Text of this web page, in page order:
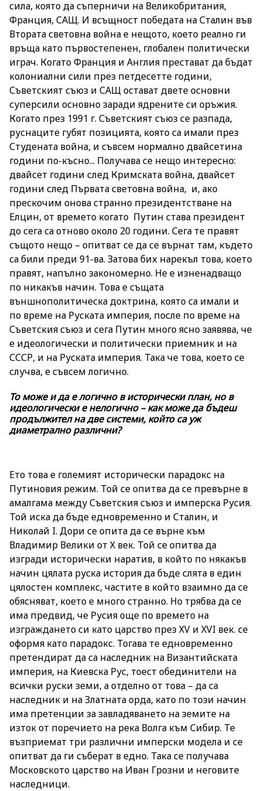
сила, която да съперничи на Великобритания,
Франция, САЩ. И всъщност победата на Сталин във
Втората световна война е нещото, което реално ги
връща като първостепенен, глобален политически
играч. Когато Франция и Англия престават да бъдат
колониални сили през петдесетте години,
Съветският съюз и САЩ остават двете основни
суперсили основно заради ядрените си оръжия.
Когато през 1991 г. Съветският съюз се разпада,
руснаците губят позицията, която са имали през
Студената война, и съвсем нормално двайсетина
години по-късно... Получава се нещо интересно:
двайсет години след Кримската война, двайсет
години след Първата световна война, и, ако
прескочим онова странно президентстване на
Елцин, от времето когато Путин става президент
до сега са отново около 20 години. Сега те правят
същото нещо – опитват се да се върнат там, където
са били преди 91-ва. Затова бих нарекъл това, което
правят, напълно закономерно. Не е изненадващо
по никакъв начин. Това е същата
външнополитическа доктрина, която са имали и
по време на Руската империя, после по време на
Съветския съюз и сега Путин много ясно заявява, че
е идеологически и политически приемник и на
СССР, и на Руската империя. Така че това, което се
случва, е съвсем логично.
То може и да е логично в исторически план, но в
идеологически е нелогично – как може да бъдеш
продължител на две системи, който са уж
диаметрално различни?
Ето това е големият исторически парадокс на
Путиновия режим. Той се опитва да се превърне в
амалгама между Съветския съюз и имперска Русия.
Той иска да бъде едновременно и Сталин, и
Николай I. Дори се опита да се върне към
Владимир Велики от Х век. Той се опитва да
изгради исторически наратив, в който по някакъв
начин цялата руска история да бъде слята в един
цялостен комплекс, частите в който взаимно да се
обясняват, което е много странно. Но трябва да се
има предвид, че Русия още по времето на
изграждането си като царство през ХV и XVI век. се
оформя като парадокс. Тогава те едновременно
претендират да са наследник на Византийската
империя, на Киевска Рус, тоест обединители на
всички руски земи, а отделно от това – да са
наследник и на Златната орда, като по този начин
има претенции за завладяването на земите на
изток от поречието на река Волга към Сибир. Те
възприемат три различни имперски модела и се
опитват да ги съберат в едно. Така се получава
Московското царство на Иван Грозни и неговите
наследници.